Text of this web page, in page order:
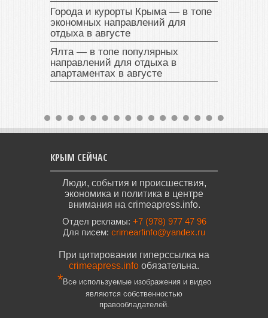
Города и курорты Крыма — в топе
экономных направлений для
отдыха в августе
Ялта — в топе популярных
направлений для отдыха в
апартаментах в августе
КРЫМ СЕЙЧАС
Люди, события и происшествия,
экономика и политика в центре
внимания на crimeapress.info.
Отдел рекламы: +7 (978) 977 47 96
Для писем: crimearfinfo@yandex.ru
При цитировании гиперссылка на
crimeapress.info обязательна.
*Все используемые изображения и видео
являются собственностью
правообладателей.